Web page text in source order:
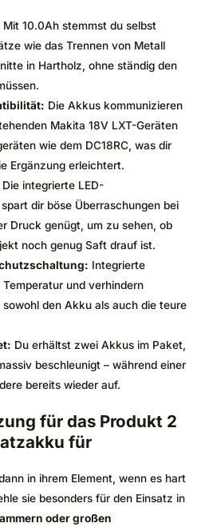
Mit 10.0Ah stemmst du selbst
wie das Trennen von Metall
in Hartholz, ohne ständig den
Die Akkus kommunizieren
Makita 18V LXT-Geräten
wie dem DC18RC, was dir
Ergänzung erleichtert.
Die integrierte LED-
dir böse Überraschungen bei
Druck genügt, um zu sehen, ob
noch genug Saft drauf ist.
Integrierte
und verhindern
den Akku als auch die teure
Du erhältst zwei Akkus im Paket,
beschleunigt – während einer
bereits wieder auf.
für das Produkt 2
für
in ihrem Element, wenn es hart
sie besonders für den Einsatz in
oder großen